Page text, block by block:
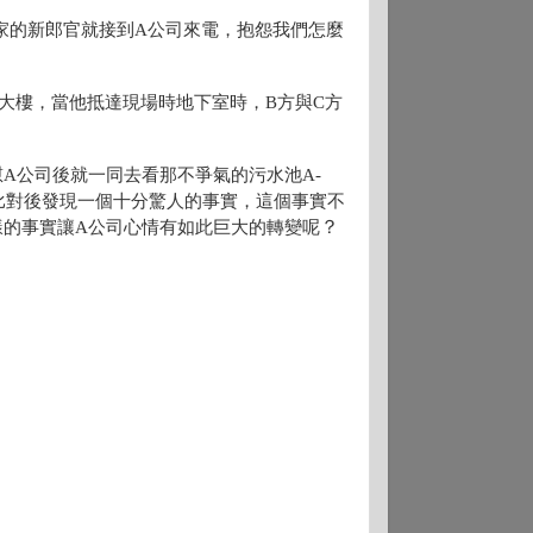
的新郎官就接到A公司來電 ，抱怨我們怎麼
樓 ，當他抵達現場時地下室時 ， B方與C方
公司後就一同去看那不爭氣的污水池A-
後發現一個十分驚人的事實 ，這個事實不
事實讓A公司心情有如此巨大的轉變呢 ？